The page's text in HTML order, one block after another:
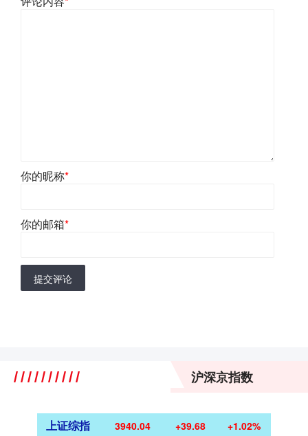
你的昵称*
你的邮箱*
提交评论
沪深京指数
上证综指 3940.04 +39.68 +1.02%